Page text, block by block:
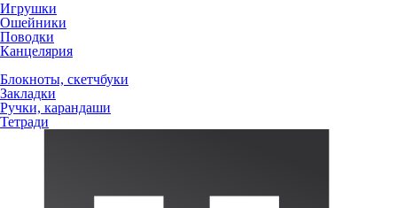
Игрушки
Ошейники
Поводки
Канцелярия
Блокноты, скетчбуки
Закладки
Ручки, карандаши
Тетради